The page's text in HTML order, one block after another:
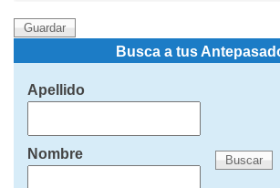
Busca a tus
Apellido
Nombre